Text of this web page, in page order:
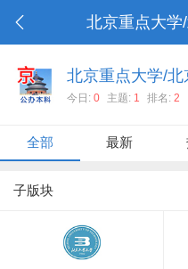
北京重点大学/
今日: 0 主题: 1 排名: 2
全部 最新
子版块